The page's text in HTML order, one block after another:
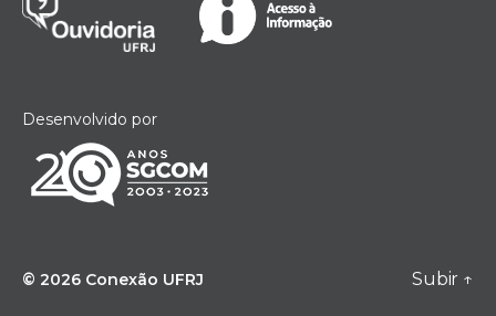
Desenvolvido por
© 2026 Conexão UFRJ Subir ↑